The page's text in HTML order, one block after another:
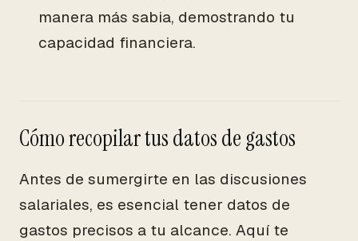
manera más sabia, demostrando tu
capacidad financiera.
Cómo recopilar tus datos de gastos
Antes de sumergirte en las discusiones
salariales, es esencial tener datos de
gastos precisos a tu alcance. Aquí te